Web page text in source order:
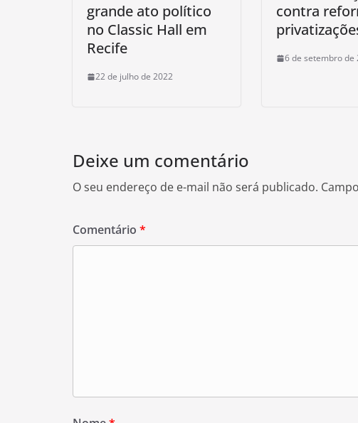
grande ato político
no Classic Hall em
Recife
22 de julho de 2022
contra
6 de setembro de
Deixe um comentário
O seu endereço de e-mail não será publicado.
Comentário *